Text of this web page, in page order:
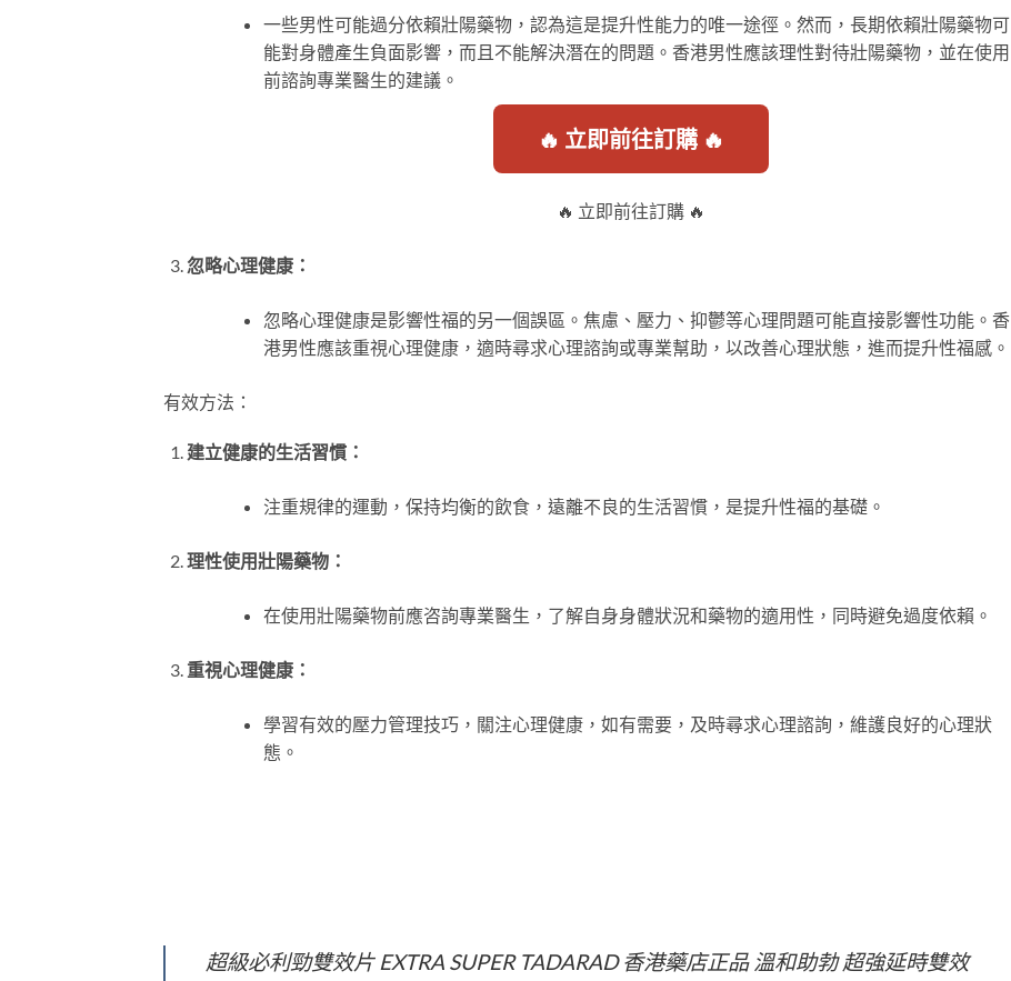
一些男性可能過分依賴壯陽藥物，認為這是提升性能力的唯一途徑。然而，長期依賴壯陽藥物可
能對身體產生負面影響，而且不能解決潛在的問題。香港男性應該理性對待壯陽藥物，並在使用
前諮詢專業醫生的建議。
🔥 立即前往訂購 🔥
🔥 立即前往訂購 🔥
忽略心理健康：
忽略心理健康是影響性福的另一個誤區。焦慮、壓力、抑鬱等心理問題可能直接影響性功能。香
港男性應該重視心理健康，適時尋求心理諮詢或專業幫助，以改善心理狀態，進而提升性福感。
有效方法：
建立健康的生活習慣：
注重規律的運動，保持均衡的飲食，遠離不良的生活習慣，是提升性福的基礎。
理性使用壯陽藥物：
在使用壯陽藥物前應咨詢專業醫生，了解自身身體狀況和藥物的適用性，同時避免過度依賴。
重視心理健康：
學習有效的壓力管理技巧，關注心理健康，如有需要，及時尋求心理諮詢，維護良好的心理狀
態。
超級必利勁雙效片 EXTRA SUPER TADARAD 香港藥店正品 溫和助勃 超強延時雙效